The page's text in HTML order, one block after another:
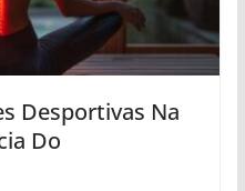
Desportivas Na
Do